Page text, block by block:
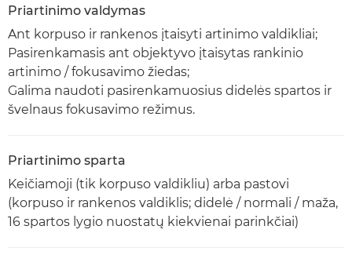
Priartinimo valdymas
Ant korpuso ir rankenos įtaisyti artinimo valdikliai;
Pasirenkamasis ant objektyvo įtaisytas rankinio
artinimo / fokusavimo žiedas;
Galima naudoti pasirenkamuosius didelės spartos ir
švelnaus fokusavimo režimus.
Priartinimo sparta
Keičiamoji (tik korpuso valdikliu) arba pastovi
(korpuso ir rankenos valdiklis; didelė / normali / maža,
16 spartos lygio nuostatų kiekvienai parinkčiai)